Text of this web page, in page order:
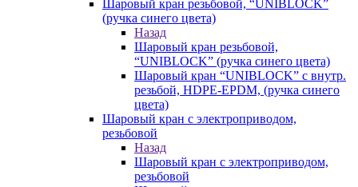
Шаровый кран резьбовой, “UNIBLOCK”
(ручка синего цвета)
Назад
Шаровый кран резьбовой,
“UNIBLOCK” (ручка синего цвета)
Шаровый кран “UNIBLOCK” с внутр.
резьбой, HDPE-EPDM, (ручка синего
цвета)
Шаровый кран с электроприводом,
резьбовой
Назад
Шаровый кран с электроприводом,
резьбовой